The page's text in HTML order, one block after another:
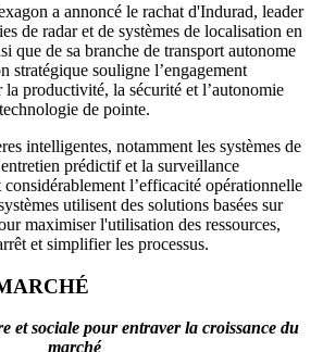
a annoncé le rachat d'Indurad, leader
de radar et de systèmes de localisation en
que de sa branche de transport autonome
stratégique souligne l’engagement
la productivité, la sécurité et l’autonomie
de pointe.
intelligentes, notamment les systèmes de
prédictif et la surveillance
considérablement l’efficacité opérationnelle
utilisent des solutions basées sur
maximiser l'utilisation des ressources,
et simplifier les processus.
et sociale pour entraver la croissance du
marché